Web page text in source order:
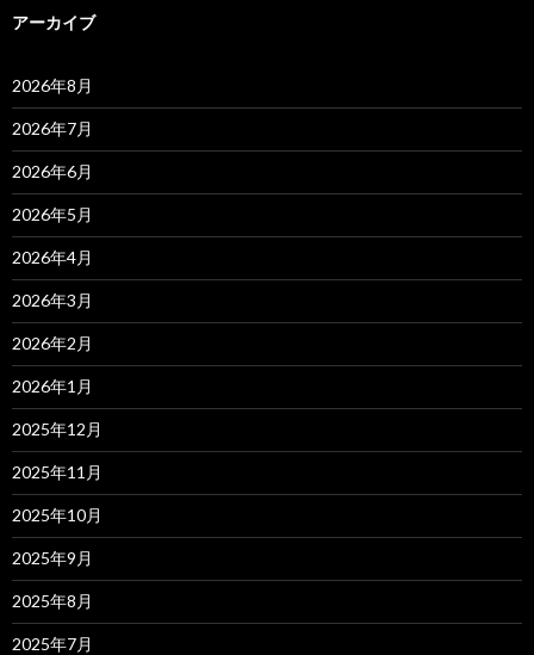
アーカイブ
2026年8月
2026年7月
2026年6月
2026年5月
2026年4月
2026年3月
2026年2月
2026年1月
2025年12月
2025年11月
2025年10月
2025年9月
2025年8月
2025年7月